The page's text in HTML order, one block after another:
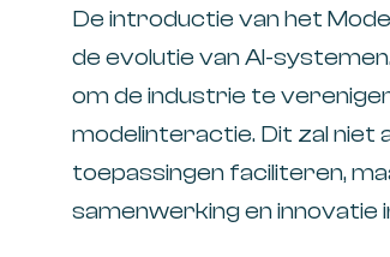
De introductie van het
de evolutie van AI-
om de industrie te
modelinteractie. Dit zal niet
toepassingen faciliteren,
samenwerking en innovatie